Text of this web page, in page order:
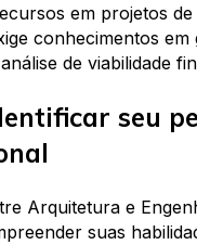
em projetos
conhecimentos em
de viabilidade
seu
Arquitetura e
suas